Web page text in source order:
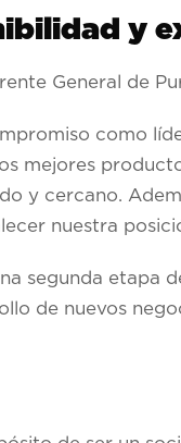
y
General de
como
mejores
y cercano.
nuestra
segunda etapa
de nuevos